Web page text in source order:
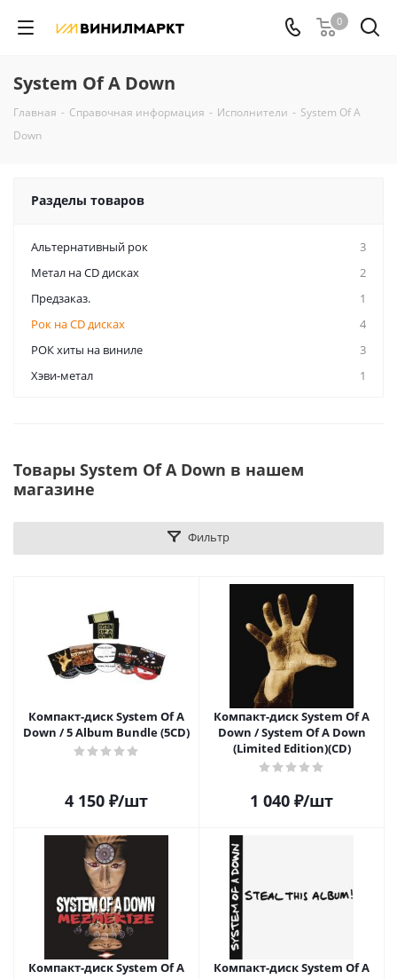
0
System Of A Down
Главная - Справочная информация - Исполнители - System Of A
Down
Разделы товаров
Альтернативный рок
3
Метал на CD дисках
2
Предзаказ.
1
Рок на CD дисках
4
РОК хиты на виниле
3
Хэви-метал
1
Товары System Of A Down в нашем
магазине
Фильтр
Компакт-диск System Of A
Down / 5 Album Bundle (5CD)
4 150 ₽/шт
Компакт-диск System Of A
Down / System Of A Down
(Limited Edition)(CD)
1 040 ₽/шт
Компакт-диск System Of A
Компакт-диск System Of A